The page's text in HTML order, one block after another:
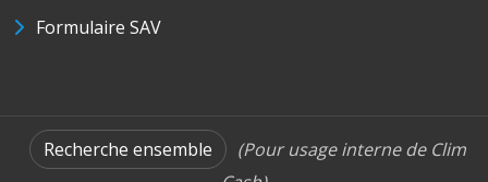
Formulaire SAV
Recherche ensemble
(Pour usage interne de Clim